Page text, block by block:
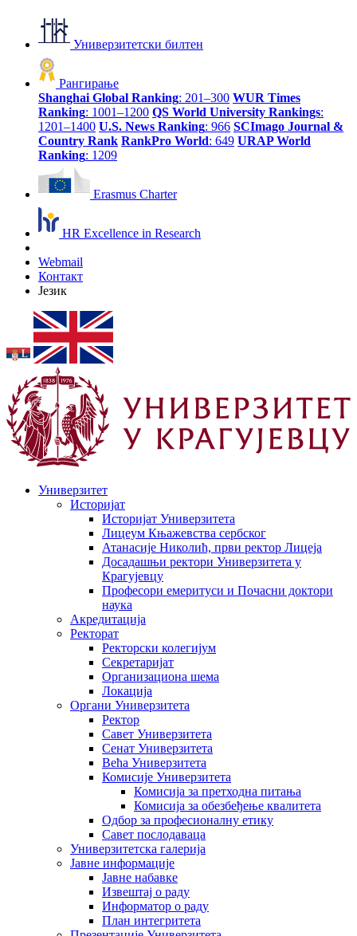
Универзитетски билтен
Рангирање
Shanghai Global Ranking: 201–300 WUR Times
Ranking: 1001–1200 QS World University Rankings:
1201–1400 U.S. News Ranking: 966 SCImago Journal &
Country Rank RankPro World: 649 URAP World
Ranking: 1209
Erasmus Charter
HR Excellence in Research
Webmail
Контакт
Језик
Универзитет
Историјат
Историјат Универзитета
Лицеум Књажевства сербског
Атанасије Николић, први ректор Лицеја
Досадашњи ректори Универзитета у
Крагујевцу
Професори емеритуси и Почасни доктори
наука
Акредитација
Ректорат
Ректорски колегијум
Секретаријат
Организациона шема
Локација
Органи Универзитета
Ректор
Савет Универзитета
Сенат Универзитета
Већа Универзитета
Комисије Универзитета
Комисија за претходна питања
Комисија за обезбеђење квалитета
Одбор за професионалну етику
Савет послодаваца
Универзитетска галерија
Јавне информације
Јавне набавке
Извештај о раду
Информатор о раду
План интегритета